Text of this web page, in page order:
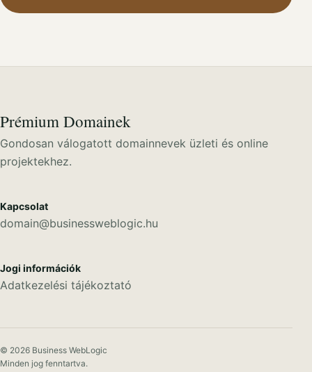
Prémium Domainek
Gondosan válogatott domainnevek üzleti és online
projektekhez.
Kapcsolat
domain@businessweblogic.hu
Jogi információk
Adatkezelési tájékoztató
© 2026 Business WebLogic
Minden jog fenntartva.